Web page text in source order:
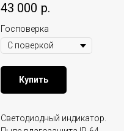
43 000 р.
Госповерка
Купить
Светодиодный индикатор.